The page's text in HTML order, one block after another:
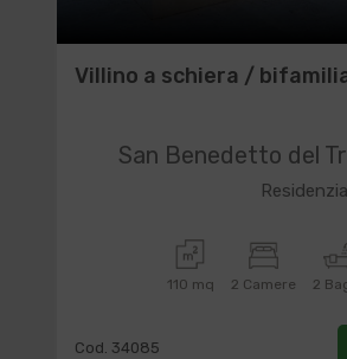
Villino a schiera /
San Benedetto del
110 mq 2 Camere 2
Cod. 34085